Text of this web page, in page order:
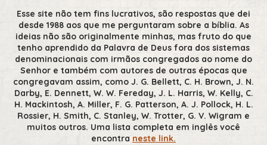
Esse site não tem fins lucrativos, são respostas que dei
desde 1988 aos que me perguntaram sobre a bíblia. As
ideias não são originalmente minhas, mas fruto do que
tenho aprendido da Palavra de Deus fora dos sistemas
denominacionais com irmãos congregados ao nome do
Senhor e também com autores de outras épocas que
congregavam assim, como J. G. Bellett, C. H. Brown, J. N.
Darby, E. Dennett, W. W. Fereday, J. L. Harris, W. Kelly, C.
H. Mackintosh, A. Miller, F. G. Patterson, A. J. Pollock, H. L.
Rossier, H. Smith, C. Stanley, W. Trotter, G. V. Wigram e
muitos outros. Uma lista completa em inglês você
encontra neste link.